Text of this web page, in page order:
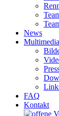
News
Multimedia
FAQ
Kontakt